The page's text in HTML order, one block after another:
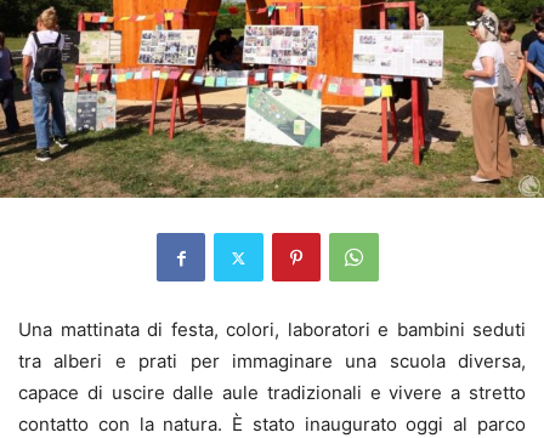
Una mattinata di festa, colori, laboratori e bambini seduti
tra alberi e prati per immaginare una scuola diversa,
capace di uscire dalle aule tradizionali e vivere a stretto
contatto con la natura. È stato inaugurato oggi al parco